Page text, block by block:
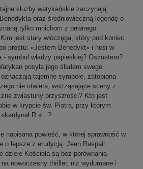
służby watykańskie zaczynają
oraz średniowieczną legendę o
tylko mnichom z pewnego
jest stary włóczęga, który pod koniec
prostu: «Jestem Benedykt» i nosi w
- symbol władzy papieskiej? Oszustem?
posyła jego śladem swego
tajemne symbole, zatopiona
nie otwiera, wstrząsające sceny z
zwiastuny przyszłości? Kto jest
w krypcie św. Piotra, przy którym
R.»...?
napisana powieść, w której sprawność w
o lepsze z erudycją. Jean Raspail
dzieje Kościoła są bez porównania
nowoczesny thriller, niż wydumane i